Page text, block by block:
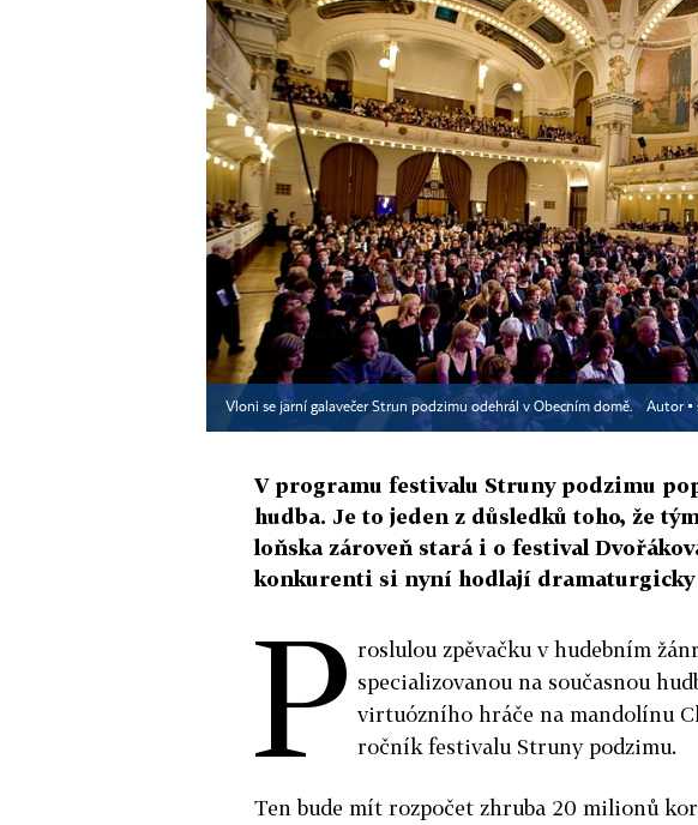
Vloni se jarní galavečer Strun podzimu odehrál v Obecním domě. Autor ▪
V programu festivalu Struny podzimu
hudba. Je to jeden z důsledků toho, že
loňska zároveň stará i o festival
konkurenti si nyní hodlají dramaturgicky
P roslulou zpěvačku v hudebním
specializovanou na současnou
virtuózního hráče na mandolínu
ročník festivalu Struny podzimu.
Ten bude mít rozpočet zhruba 20 milionů